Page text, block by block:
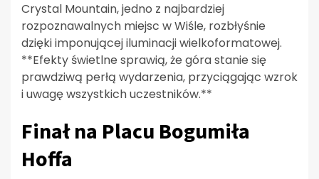
Crystal Mountain, jedno z najbardziej
rozpoznawalnych miejsc w Wiśle, rozbłyśnie
dzięki imponującej iluminacji wielkoformatowej.
**Efekty świetlne sprawią, że góra stanie się
prawdziwą perłą wydarzenia, przyciągając wzrok
i uwagę wszystkich uczestników.**
Finał na Placu Bogumiła
Hoffa